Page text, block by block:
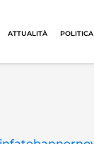
ATTUALITÀ POLITICA